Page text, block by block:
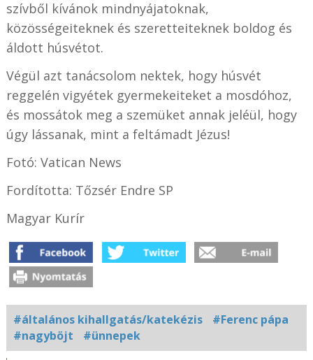
szívből kívánok mindnyájatoknak,
közösségeiteknek és szeretteiteknek boldog és
áldott húsvétot.
Végül azt tanácsolom nektek, hogy húsvét
reggelén vigyétek gyermekeiteket a mosdóhoz,
és mossátok meg a szemüket annak jeléül, hogy
úgy lássanak, mint a feltámadt Jézus!
Fotó: Vatican News
Fordította: Tőzsér Endre SP
Magyar Kurír
#általános kihallgatás/katekézis
#Ferenc pápa
#nagyböjt
#ünnepek